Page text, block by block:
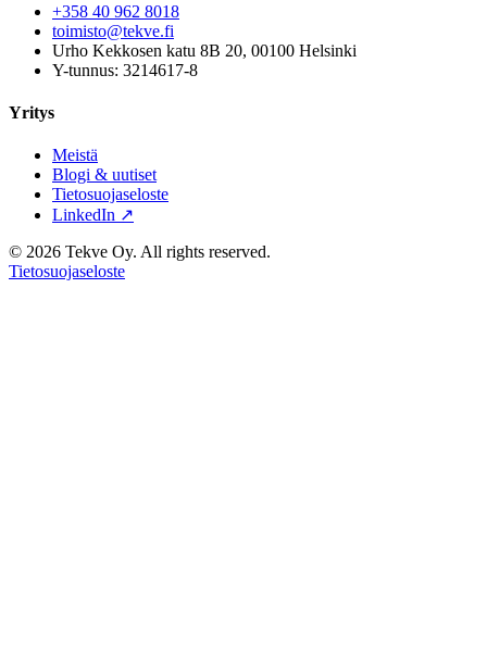
+358 40 962 8018
toimisto@tekve.fi
Urho Kekkosen katu 8B 20, 00100 Helsinki
Y-tunnus: 3214617-8
Yritys
Meistä
Blogi & uutiset
Tietosuojaseloste
LinkedIn ↗
© 2026 Tekve Oy. All rights reserved.
Tietosuojaseloste